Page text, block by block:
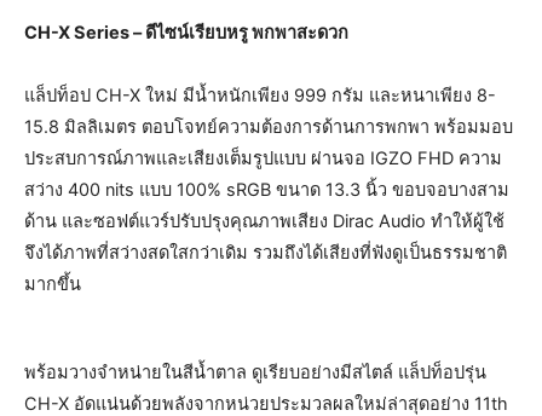
CH-X Series – ดีไซน์เรียบหรู พกพาสะดวก
แล็ปท็อป CH-X ใหม่ มีน้ำหนักเพียง 999 กรัม และหนาเพียง 8-
15.8 มิลลิเมตร ตอบโจทย์ความต้องการด้านการพกพา พร้อมมอบ
ประสบการณ์ภาพและเสียงเต็มรูปแบบ ผ่านจอ IGZO FHD ความ
สว่าง 400 nits แบบ 100% sRGB ขนาด 13.3 นิ้ว ขอบจอบางสาม
ด้าน และซอฟต์แวร์ปรับปรุงคุณภาพเสียง Dirac Audio ทำให้ผู้ใช้
จึงได้ภาพที่สว่างสดใสกว่าเดิม รวมถึงได้เสียงที่ฟังดูเป็นธรรมชาติ
มากขึ้น
พร้อมวางจำหน่ายในสีน้ำตาล ดูเรียบอย่างมีสไตล์ แล็ปท็อปรุ่น
CH-X อัดแน่นด้วยพลังจากหน่วยประมวลผลใหม่ล่าสุดอย่าง 11th